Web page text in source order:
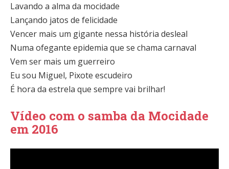
Lavando a alma da mocidade
Lançando jatos de felicidade
Vencer mais um gigante nessa história desleal
Numa ofegante epidemia que se chama carnaval
Vem ser mais um guerreiro
Eu sou Miguel, Pixote escudeiro
É hora da estrela que sempre vai brilhar!
Vídeo com o samba da Mocidade
em 2016